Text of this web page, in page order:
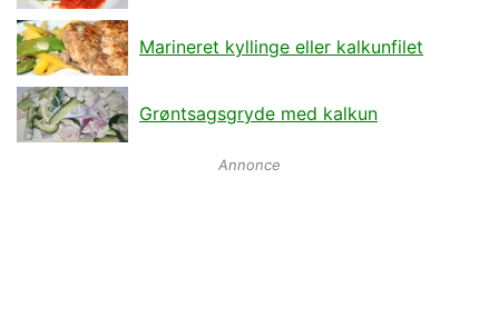
Marineret kyllinge eller kalkunfilet
Grøntsagsgryde med kalkun
Annonce